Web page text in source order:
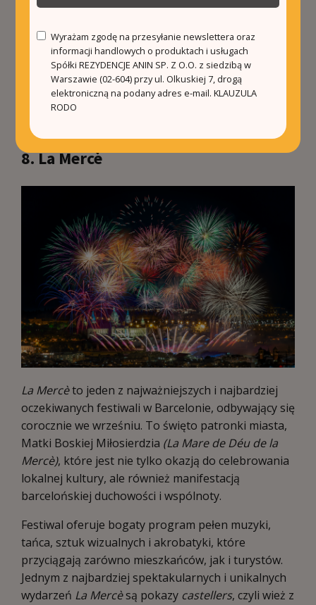
Guinnessa w jednoczesnym nalewaniu cydru przez
największą liczbę osób. To wydarzenie nie tylko
dodaje festiwalowi dodatkowego entuzjazmu, ale
także podkreśla społecznościowy charakter święta,
łącząc uczestników w wspólnej zabawie i
celebrowaniu lokalnej tradycji.
8. La Mercè
La Mercèto jeden z najważniejszych i najbardziej
oczekiwanych festiwali w Barcelonie, odbywający się
corocznie we wrześniu. To święto patronki miasta,
Matki Boskiej Miłosierdzia (La Mare de Déu de la
Mercè), które jest nie tylko okazją do celebrowania
lokalnej kultury, ale również manifestacją
barcelońskiej duchowości i wspólnoty.
Festiwal oferuje bogaty program pełen muzyki,
tańca, sztuk wizualnych i akrobatyki, które
przyciągają zarówno mieszkańców, jak i turystów.
Jednym z najbardziej spektakularnych i unikalnych
wydarzeń La Mercèsą pokazy castellers, czyli wież z
Wyrażam zgodę na przesyłanie newslettera oraz
informacji handlowych o produktach i usługach
Spółki REZYDENCJE ANIN SP. Z O.O. z siedzibą w
Warszawie (02-604) przy ul. Olkuskiej 7, drogą
elektroniczną na podany adres e-mail.KLAUZULA
RODO